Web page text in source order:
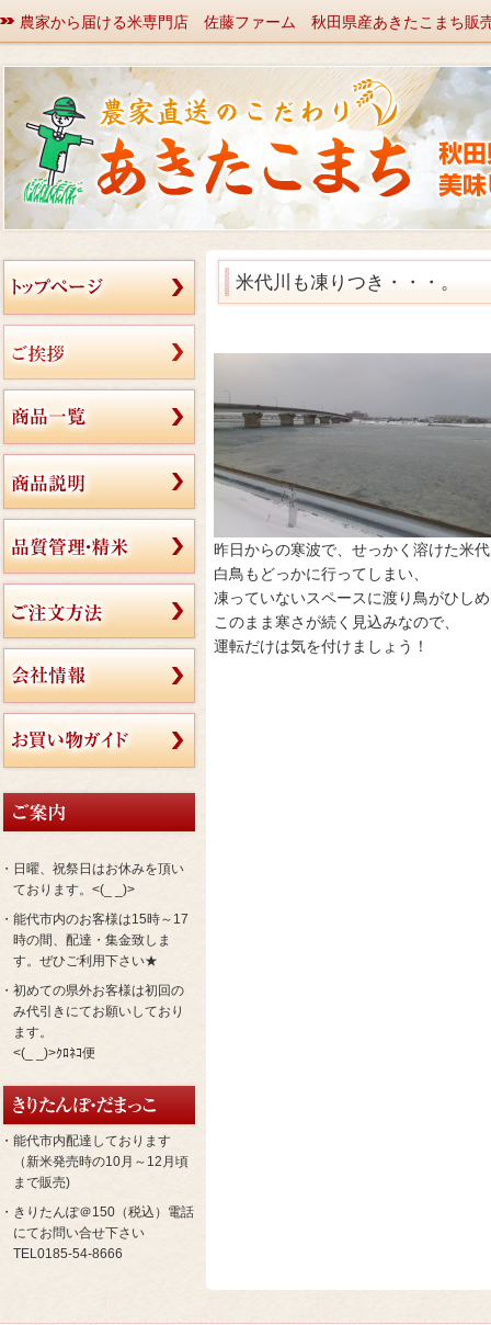
農家から届ける米専門店 佐藤ファーム 秋田県産あきたこまち販
・日曜、祝祭日はお休みを頂い
ております。<(_ _)>
・能代市内のお客様は15時～17
時の間、配達・集金致しま
す。ぜひご利用下さい★
・初めての県外お客様は初回の
み代引きにてお願いしており
ます。
<(_ _)>ｸﾛﾈｺ便
・能代市内配達しております
（新米発売時の10月～12月頃
まで販売)
・きりたんぽ＠150（税込）電話
にてお問い合せ下さい
TEL0185-54-8666
米代川も凍りつき・・・。
昨日からの寒波で、せっかく溶けた米
白鳥もどっかに行ってしまい、
凍っていないスペースに渡り鳥がひし
このまま寒さが続く見込みなので、
運転だけは気を付けましょう！